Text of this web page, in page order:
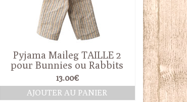
Pyjama Maileg TAILLE 2
pour Bunnies ou Rabbits
13.00€
AJOUTER AU PANIER